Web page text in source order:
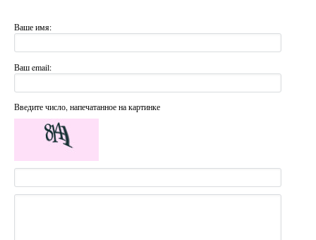
Ваше имя:
Ваш email:
Введите число, напечатанное на картинке